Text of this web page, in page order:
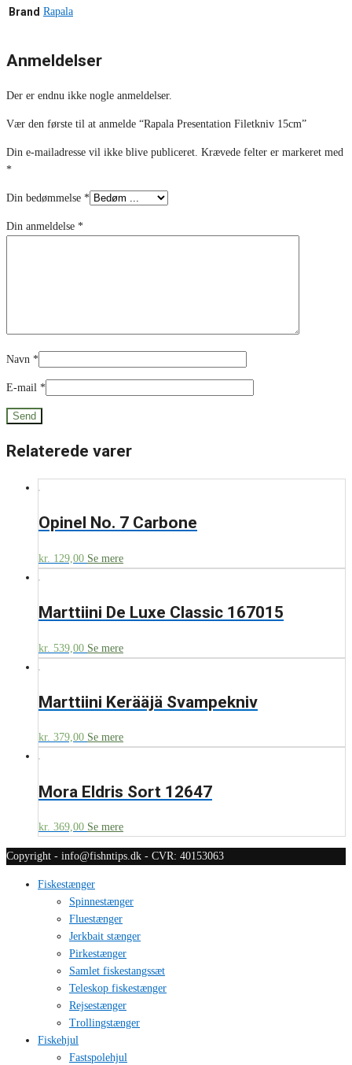
Brand Rapala
Anmeldelser
Der er endnu ikke nogle anmeldelser.
Vær den første til at anmelde “Rapala Presentation Filetkniv 15cm”
Din e-mailadresse vil ikke blive publiceret. Krævede felter er markeret med
*
Din bedømmelse *
Din anmeldelse *
Navn *
E-mail *
Relaterede varer
Opinel No. 7 Carbone
kr. 129,00 Se mere
Marttiini De Luxe Classic 167015
kr. 539,00 Se mere
Marttiini Kerääjä Svampekniv
kr. 379,00 Se mere
Mora Eldris Sort 12647
kr. 369,00 Se mere
Copyright - info@fishntips.dk - CVR: 40153063
Fiskestænger
Spinnestænger
Fluestænger
Jerkbait stænger
Pirkestænger
Samlet fiskestangssæt
Teleskop fiskestænger
Rejsestænger
Trollingstænger
Fiskehjul
Fastspolehjul